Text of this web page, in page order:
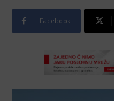
Facebook